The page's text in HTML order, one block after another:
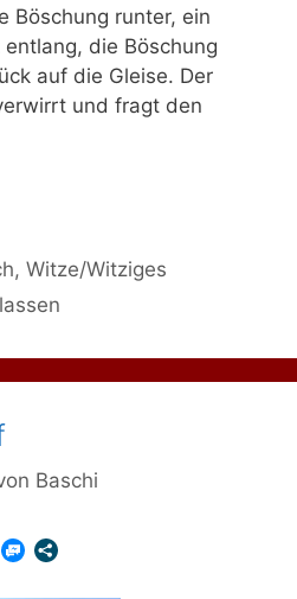
Böschung runter, ein
die Böschung
auf die Gleise. Der
und fragt den
,Witze/Witziges
Baschi